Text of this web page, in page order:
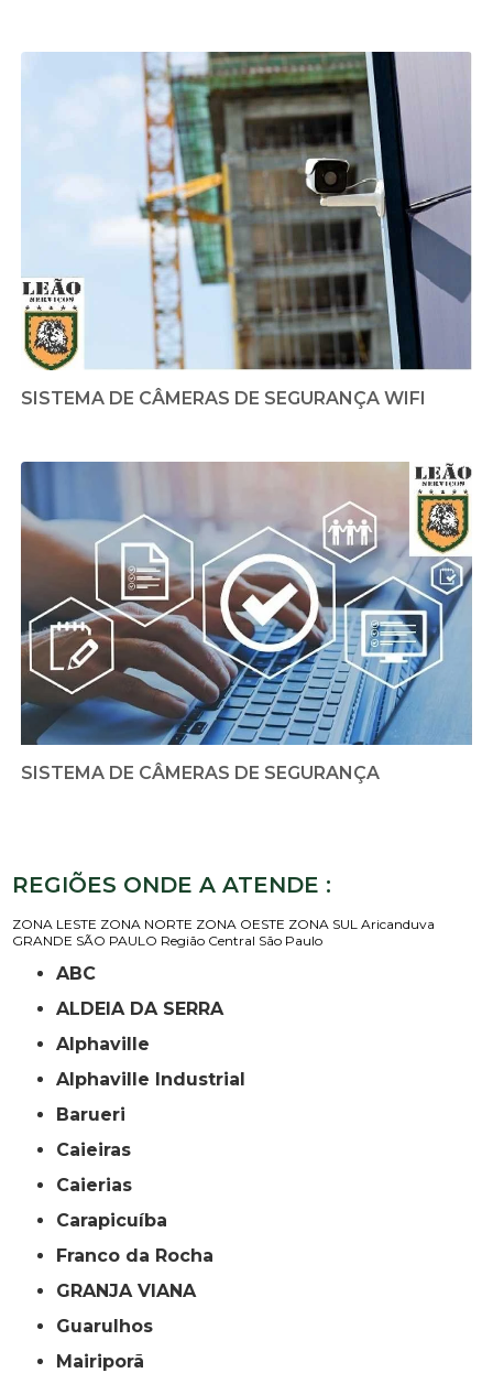
SISTEMA DE CÂMERAS DE SEGURANÇA WIFI
SISTEMA DE CÂMERAS DE SEGURANÇA
REGIÕES ONDE A ATENDE :
ZONA LESTE ZONA NORTE ZONA OESTE ZONA SUL Aricanduva
GRANDE SÃO PAULO Região Central São Paulo
ABC
ALDEIA DA SERRA
Alphaville
Alphaville Industrial
Barueri
Caieiras
Caierias
Carapicuíba
Franco da Rocha
GRANJA VIANA
Guarulhos
Mairiporã